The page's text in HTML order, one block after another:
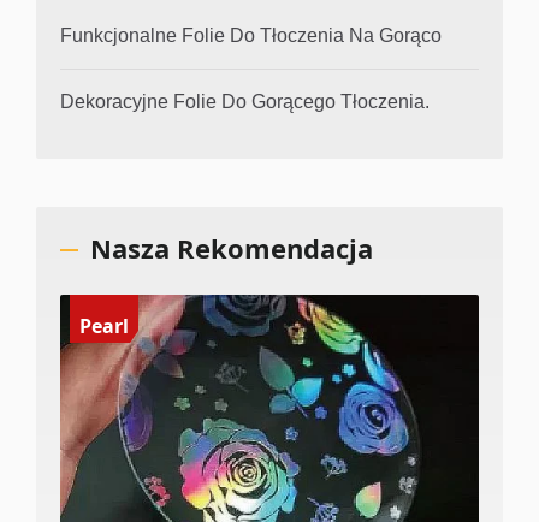
Funkcjonalne Folie Do Tłoczenia Na Gorąco
Dekoracyjne Folie Do Gorącego Tłoczenia.
Nasza Rekomendacja
Pearl